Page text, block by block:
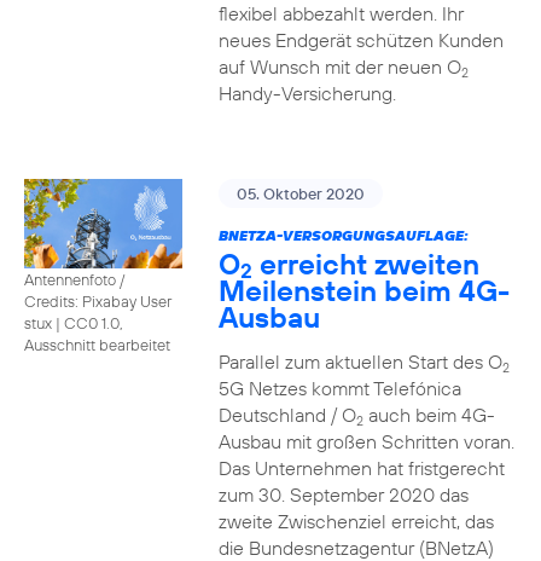
flexibel abbezahlt werden. Ihr
neues Endgerät schützen Kunden
auf Wunsch mit der neuen O2
Handy-Versicherung.
Antennenfoto /
Credits: Pixabay User
stux | CC0 1.0,
Ausschnitt bearbeitet
05. Oktober 2020
BNETZA-VERSORGUNGSAUFLAGE:
O2 erreicht zweiten
Meilenstein beim 4G-
Ausbau
Parallel zum aktuellen Start des O2
5G Netzes kommt Telefónica
Deutschland / O2auch beim 4G-
Ausbau mit großen Schritten voran.
Das Unternehmen hat fristgerecht
zum 30. September 2020 das
zweite Zwischenziel erreicht, das
die Bundesnetzagentur (BNetzA)